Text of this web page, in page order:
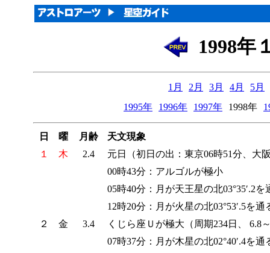
1998年
1月 2月 3月 4月
5月
1995年
1996年 1997年 1998年
日 曜 月齢
天文現象
１
木 2.4
元日（初日の出：東京06時51分、大
00時43分：アルゴルが極小
05時40分：月が天王星の北03°35′.2を
12時20分：月が火星の北03°53′.5を通
２
金 3.4
くじら座Ｕが極大（周期234日、 6.8
07時37分：月が木星の北02°40′.4を通